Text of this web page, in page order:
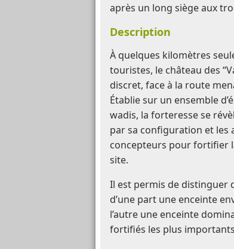
après un long siège aux
Description
À quelques kilomètres
touristes, le château des
discret, face à la route
Établie sur un ensemble
wadis, la forteresse se
par sa configuration et les
concepteurs pour fortifier
site.
Il est permis de distinguer
d’une part une enceinte
l’autre une enceinte
fortifiés les plus